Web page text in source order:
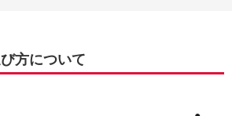
方について